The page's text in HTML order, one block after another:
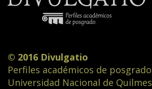
© 2016 Divulgatio
Perfiles académicos de posgrado
Universidad Nacional de Quilmes